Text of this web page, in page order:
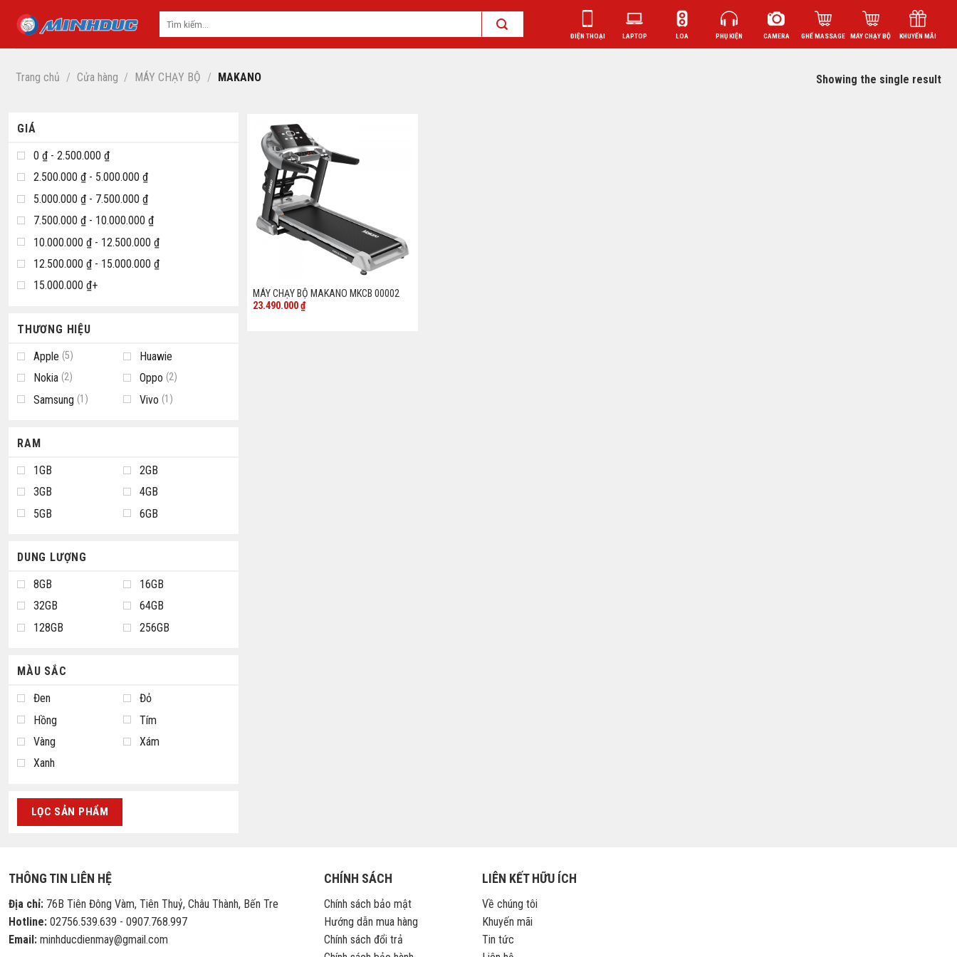
ĐIỆN THOẠI LAPTOP LOA PHỤ KIỆN CAMERA GHẾ MASSAGE MÁY CHẠY BỘ KHUYẾN MÃI
Trang chủ / Cửa hàng / MÁY CHẠY BỘ / MAKANO Showing the single result
GIÁ
0 ₫ - 2.500.000 ₫
2.500.000 ₫ - 5.000.000 ₫
5.000.000 ₫ - 7.500.000 ₫
7.500.000 ₫ - 10.000.000 ₫
10.000.000 ₫ - 12.500.000 ₫
12.500.000 ₫ - 15.000.000 ₫
15.000.000 ₫+
THƯƠNG HIỆU
Apple (5)
Huawie
Nokia (2) Oppo (2)
Samsung (1) Vivo (1)
RAM
1GB
2GB
3GB
4GB
5GB
6GB
DUNG LƯỢNG
8GB
16GB
32GB
64GB
128GB
256GB
MÀU SẮC
Đen
Đỏ
Hồng
Tím
Vàng
Xám
Xanh
LỌC SẢN PHẨM
MÁY CHẠY BỘ MAKANO MKCB 00002
23.490.000₫
THÔNG TIN LIÊN HỆ
Địa chỉ: 76B Tiên Đông Vàm, Tiên Thuỷ, Châu Thành, Bến Tre
Hotline: 02756.539.639 - 0907.768.997
Email: minhducdienmay@gmail.com
CHÍNH SÁCH
Chính sách bảo mật
Hướng dẫn mua hàng
Chính sách đổi trả
LIÊN KẾT HỮU ÍCH
Về chúng tôi
Khuyến mãi
Tin tức